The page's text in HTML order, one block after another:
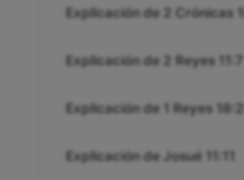
Explicación de 2 Crónicas
Explicación de 2 Reyes 11:7
Explicación de 1 Reyes
Explicación de Josué 11:11